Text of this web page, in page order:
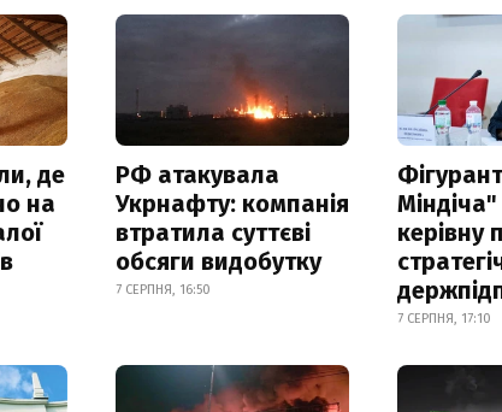
де
на
РФ атакувала
Укрнафту: компанія
втратила суттєві
обсяги видобутку
7 СЕРПНЯ, 16:50
керівну
7 СЕРПНЯ, 17:10